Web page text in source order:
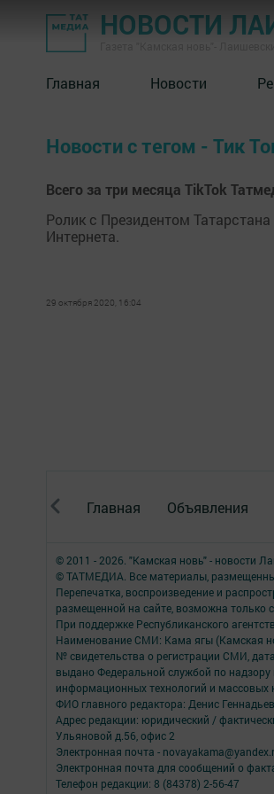
НОВОСТИ
Главная Новости
Новости с тегом - Тик
​​​​​​​Всего за три месяца TikTok
​​​​​​​Ролик с Президентом
Интернета.
29 октября 2020, 16:04
Главная Объявления
© 2011 - 2026. "Камская новь" - новости
© ТАТМЕДИА. Все материалы,
Перепечатка, воспроизведение и
размещенной на сайте, возможна только
При поддержке Республиканского
Наименование СМИ: Кама ягы (Камская
№ свидетельства о регистрации СМИ,
выдано Федеральной службой по надзору
информационных технологий и массовых
ФИО главного редактора: Денис
Адрес редакции: юридический /
Ульяновой д.56, офис 2
Электронная почта -
Электронная почта для сообщений о
Телефон редакции: 8 (84378) 2-56-47